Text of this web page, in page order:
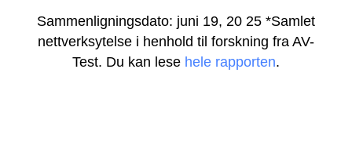
Sammenligningsdato: juni 19, 20 25 *Samlet
nettverksytelse i henhold til forskning fra AV-
Test. Du kan lese hele rapporten.